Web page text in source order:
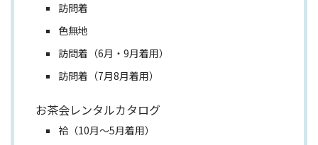
訪問着
色無地
訪問着（6月・9月着用）
訪問着（7月8月着用）
お茶会レンタルカタログ
袷（10月～5月着用）